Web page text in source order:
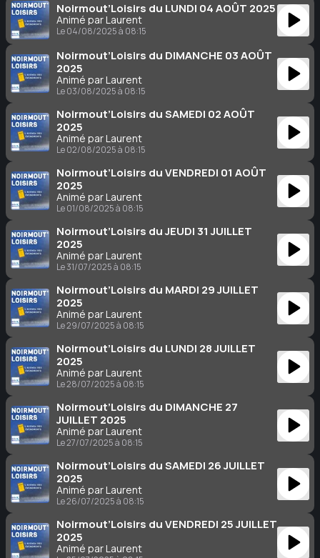
Noirmout’Loisirs du LUNDI 04 AOÛT 2025
Animé par Laurent
Le 04/08/2025 à 08:15
Noirmout’Loisirs du DIMANCHE 03 AOÛT
2025
Animé par Laurent
Le 03/08/2025 à 08:15
Noirmout’Loisirs du SAMEDI 02 AOÛT
2025
Animé par Laurent
Le 02/08/2025 à 08:15
Noirmout’Loisirs du VENDREDI 01 AOÛT
2025
Animé par Laurent
Le 01/08/2025 à 08:15
Noirmout’Loisirs du JEUDI 31 JUILLET
2025
Animé par Laurent
Le 31/07/2025 à 08:15
Noirmout’Loisirs du MARDI 29 JUILLET
2025
Animé par Laurent
Le 29/07/2025 à 08:15
Noirmout’Loisirs du LUNDI 28 JUILLET
2025
Animé par Laurent
Le 28/07/2025 à 08:15
Noirmout’Loisirs du DIMANCHE 27
JUILLET 2025
Animé par Laurent
Le 27/07/2025 à 08:15
Noirmout’Loisirs du SAMEDI 26 JUILLET
2025
Animé par Laurent
Le 26/07/2025 à 08:15
Noirmout’Loisirs du VENDREDI 25 JUILLET
2025
Animé par Laurent